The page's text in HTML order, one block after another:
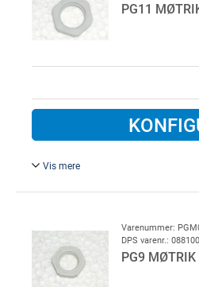
PG11
Vis mere
PG 11 møtrik, plast
Varenummer:
DPS varenr.: 088100
PG9 MØTRIK